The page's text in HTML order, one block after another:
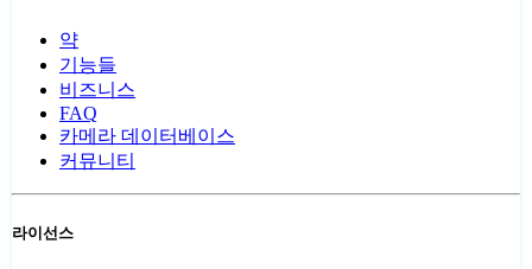
약
기능들
비즈니스
FAQ
카메라 데이터베이스
커뮤니티
라이선스